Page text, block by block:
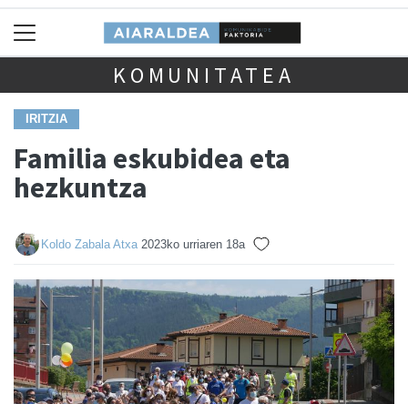
KOMUNITATEA
IRITZIA
Familia eskubidea eta
hezkuntza
Koldo Zabala Atxa 2023ko urriaren 18a